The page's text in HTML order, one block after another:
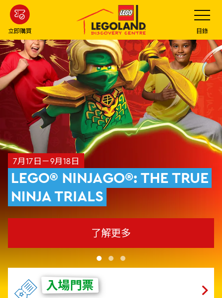
Skip
main
content
立即購買
Toggle
目錄
7月17日－9月18日
LEGO® NINJAGO®: THE TRUE
NINJA TRIALS
了解更多
入場門票